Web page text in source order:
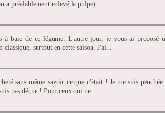
a préalablement enlevé la pulpe)...
base de ce légume. L'autre jour, je vous ai proposé
surtout en cette saison. J'ai...
sans même savoir ce que c'était ! Je me suis penchée
pas déçue ! Pour ceux qui ne...